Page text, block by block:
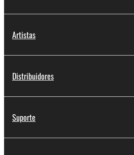
Artistas
Distribuidores
Suporte